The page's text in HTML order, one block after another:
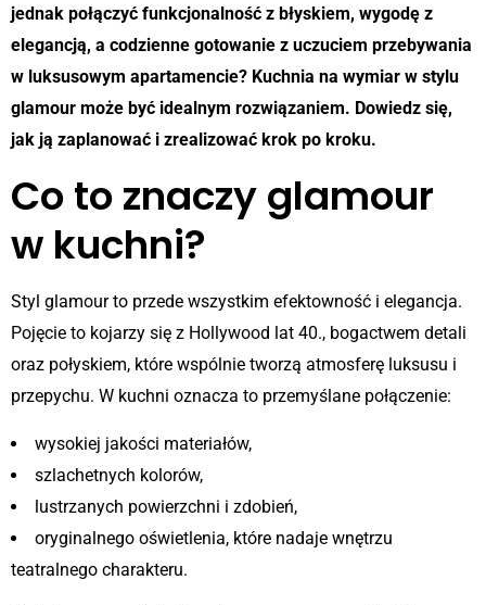
jednak połączyć funkcjonalność z błyskiem, wygodę z
elegancją, a codzienne gotowanie z uczuciem przebywania
w luksusowym apartamencie? Kuchnia na wymiar w stylu
glamour może być idealnym rozwiązaniem. Dowiedz się,
jak ją zaplanować i zrealizować krok po kroku.
Co to znaczy glamour
w kuchni?
Styl glamour to przede wszystkim efektowność i elegancja.
Pojęcie to kojarzy się z Hollywood lat 40., bogactwem detali
oraz połyskiem, które wspólnie tworzą atmosferę luksusu i
przepychu. W kuchni oznacza to przemyślane połączenie:
wysokiej jakości materiałów,
szlachetnych kolorów,
lustrzanych powierzchni i zdobień,
oryginalnego oświetlenia, które nadaje wnętrzu
teatralnego charakteru.